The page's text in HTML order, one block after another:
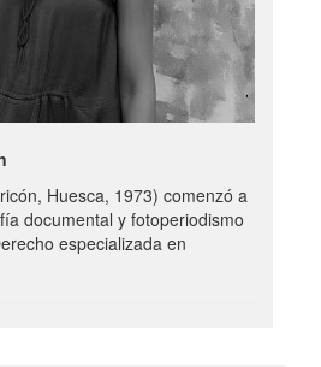
Huesca, 1973) comenzó a
documental y fotoperiodismo
especializada en